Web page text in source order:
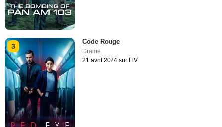
3
Code Rouge
Drame
21 avril 2024 sur ITV